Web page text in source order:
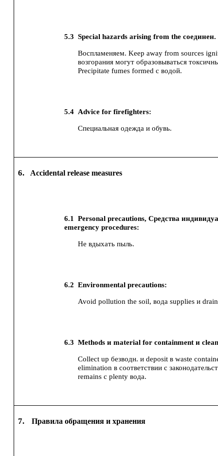
5.3 Special hazards arising from the
Воспламеняем. Keep away from sources
возгорания могут образовываться
Precipitate fumes formed с водой.
5.4 Advice for firefighters:
Специальная одежда и обувь.
6. Accidental release measures
6.1
Personal precautions, Средства
emergency procedures:
Не вдыхать пыль.
6.2 Environmental precautions:
Avoid pollution the soil, вода supplies и
6.3 Methods и material for containment и
Collect up безводн. и deposit в waste
elimination в соответствии с
remains с plenty вода.
7. Правила обращения и хранения